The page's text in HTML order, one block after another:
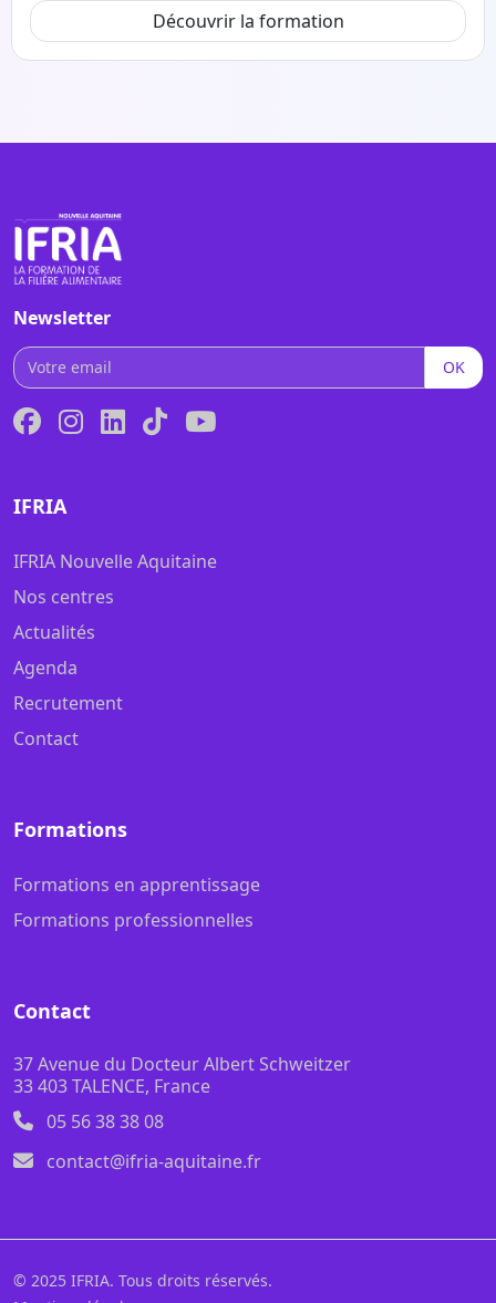
Découvrir la formation
Newsletter
OK
IFRIA
IFRIA Nouvelle Aquitaine
Nos centres
Actualités
Agenda
Recrutement
Contact
Formations
Formations en apprentissage
Formations professionnelles
Contact
37 Avenue du Docteur Albert Schweitzer
33 403 TALENCE, France
05 56 38 38 08
contact@ifria-aquitaine.fr
© 2025 IFRIA. Tous droits réservés.